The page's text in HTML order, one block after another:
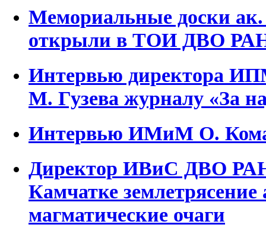
Мемориальные доски
открыли в ТОИ ДВО
Интервью директора
М. Гузева журналу «За
Интервью ИМиМ О.
Директор ИВиС ДВО
Камчатке землетрясение
магматические очаги